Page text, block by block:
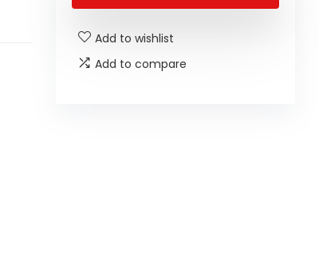
Add to wishlist
Add to compare